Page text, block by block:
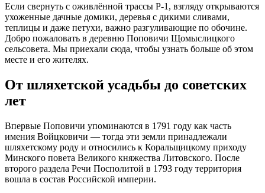
Если свернуть с оживлённой трассы Р-1, взгляду открываются
ухоженные дачные домики, деревья с дикими сливами,
теплицы и даже петухи, важно разгуливающие по обочине.
Добро пожаловать в деревню Поповичи Щомыслицкого
сельсовета. Мы приехали сюда, чтобы узнать больше об этом
месте и его жителях.
От шляхетской усадьбы до советских
лет
Впервые Поповичи упоминаются в 1791 году как часть
имения Войцковичи — тогда эти земли принадлежали
шляхетскому роду и относились к Коральщицкому приходу
Минского повета Великого княжества Литовского. После
второго раздела Речи Посполитой в 1793 году территория
вошла в состав Российской империи.